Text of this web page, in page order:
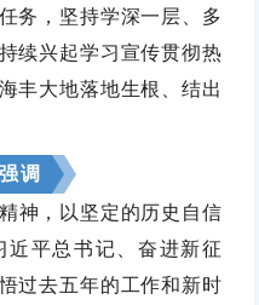
务，坚持学深一层、多
续兴起学习宣传贯彻热
丰大地落地生根、结出
调
神，以坚定的历史自信
平总书记、奋进新征
过去五年的工作和新时